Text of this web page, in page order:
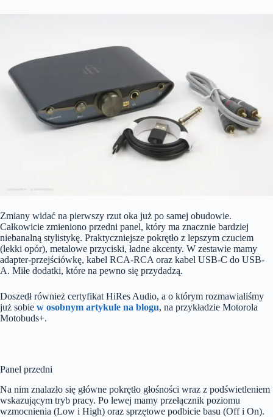
Zmiany widać na pierwszy rzut oka już po samej obudowie.
Całkowicie zmieniono przedni panel, który ma znacznie bardziej
niebanalną stylistykę. Praktyczniejsze pokrętło z lepszym czuciem
(lekki opór), metalowe przyciski, ładne akcenty. W zestawie mamy
adapter-przejściówkę, kabel RCA-RCA oraz kabel USB-C do USB-
A. Miłe dodatki, które na pewno się przydadzą.
Doszedł również certyfikat HiRes Audio, a o którym rozmawialiśmy
już sobie w osobnym artykule na blogu, na przykładzie Motorola
Motobuds+.
Panel przedni
Na nim znalazło się główne pokrętło głośności wraz z podświetleniem
wskazującym tryb pracy. Po lewej mamy przełącznik poziomu
wzmocnienia (Low i High) oraz sprzętowe podbicie basu (Off i On).